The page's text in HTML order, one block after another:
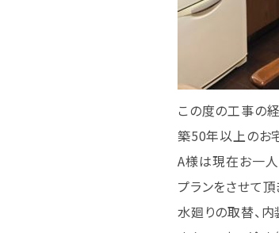
この度の工事の
築50年以上のお
A様は現在お一
プランをさせて頂
水廻りの取替、